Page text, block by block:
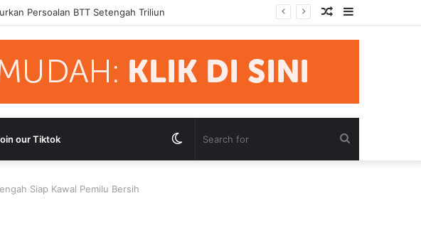
NTB, Ajak Semua Pihak Hormati Supremasi Hukum Sidebar
Random
Article
our Tiktok Switch
Siap Kawal Pemilu Bersih